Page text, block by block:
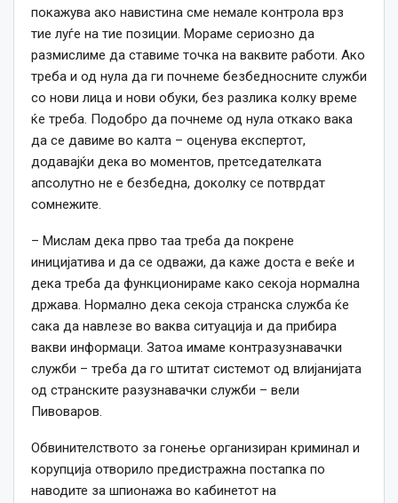
покажува ако навистина сме немале контрола врз
тие луѓе на тие позиции. Мораме сериозно да
размислиме да ставиме точка на ваквите работи. Ако
треба и од нула да ги почнеме безбедносните служби
со нови лица и нови обуки, без разлика колку време
ќе треба. Подобро да почнеме од нула откако вака
да се давиме во калта – оценува експертот,
додавајќи дека во моментов, претседателката
апсолутно не е безбедна, доколку се потврдат
сомнежите.
– Мислам дека прво таа треба да покрене
иницијатива и да се одважи, да каже доста е веќе и
дека треба да функционираме како секоја нормална
држава. Нормално дека секоја странска служба ќе
сака да навлезе во ваква ситуација и да прибира
вакви информаци. Затоа имаме контразузнавачки
служби – треба да го штитат системот од влијанијата
од странските разузнавачки служби – вели
Пивоваров.
Обвинителството за гонење организиран криминал и
корупција отворило предистражна постапка по
наводите за шпионажа во кабинетот на